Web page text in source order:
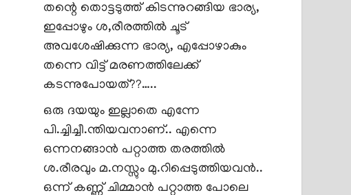
തന്റെ തൊട്ടടുത്ത് കിടന്നുറങ്ങിയ ഭാര്യ,
ഇപ്പോഴും ശ,രീരത്തിൽ ചൂട്
അവശേഷിക്കുന്ന ഭാര്യ, എപ്പോഴാകും
തന്നെ വിട്ട് മരണത്തിലേക്ക്
കടന്നുപോയത്??…..
ഒരു ദയയും ഇല്ലാതെ എന്നേ
പി.ച്ചിച്ചീ.ന്തിയവനാണ്.. എന്നെ
ഒന്നനങ്ങാൻ പറ്റാത്ത തരത്തിൽ
ശ.രീരവും മ.നസ്സും മു.റിപ്പെടുത്തിയവൻ..
ഒന്ന് കണ്ണ് ചിമ്മാൻ പറ്റാത്ത പോലെ